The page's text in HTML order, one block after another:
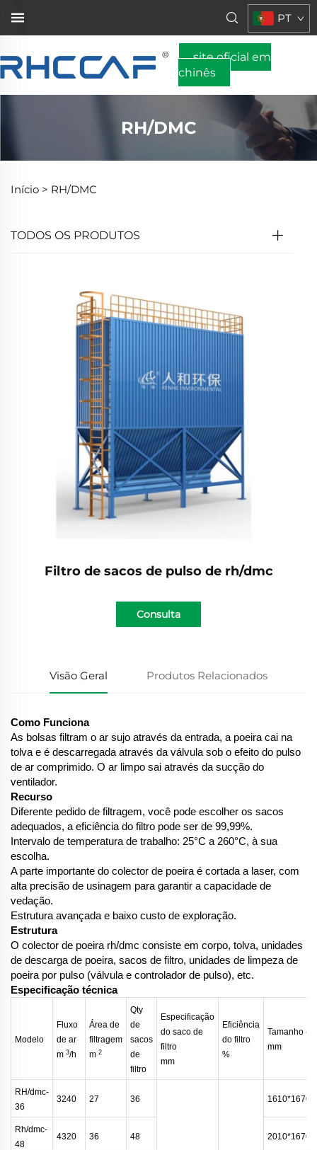
PT
site oficial em
chinês
RH/DMC
Início > RH/DMC
TODOS OS PRODUTOS
Filtro de sacos de pulso de rh/dmc
Consulta
Visão Geral Produtos Relacionados
Como Funciona
As bolsas filtram o ar sujo através da entrada, a poeira cai na
tolva e é descarregada através da válvula sob o efeito do pulso
de ar comprimido. O ar limpo sai através da sucção do
ventilador.
Recurso
Diferente pedido de filtragem, você pode escolher os sacos
adequados, a eficiência do filtro pode ser de 99,99%.
Intervalo de temperatura de trabalho: 25°C a 260°C, à sua
escolha.
A parte importante do colector de poeira é cortada a laser, com
alta precisão de usinagem para garantir a capacidade de
vedação.
Estrutura avançada e baixo custo de exploração.
Estrutura
O colector de poeira rh/dmc consiste em corpo, tolva, unidades
de descarga de poeira, sacos de filtro, unidades de limpeza de
poeira por pulso (válvula e controlador de pulso), etc.
Especificação técnica
Modelo
Fluxo
de ar
m 3/h
Área de
filtragem
m 2
Qty
de
sacos
de
filtro
Especificação
do saco de
filtro
mm
Eficiência
do filtro
%
Tamanho
mm
RH/dmc-
36
3240 27 36
Rh/dmc-
48
4320 36 48